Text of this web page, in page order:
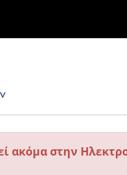
ακόμα στην